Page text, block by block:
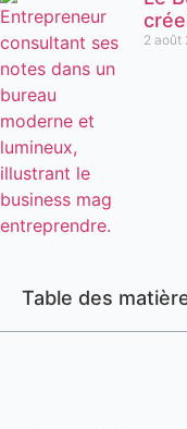
2 août
Table des